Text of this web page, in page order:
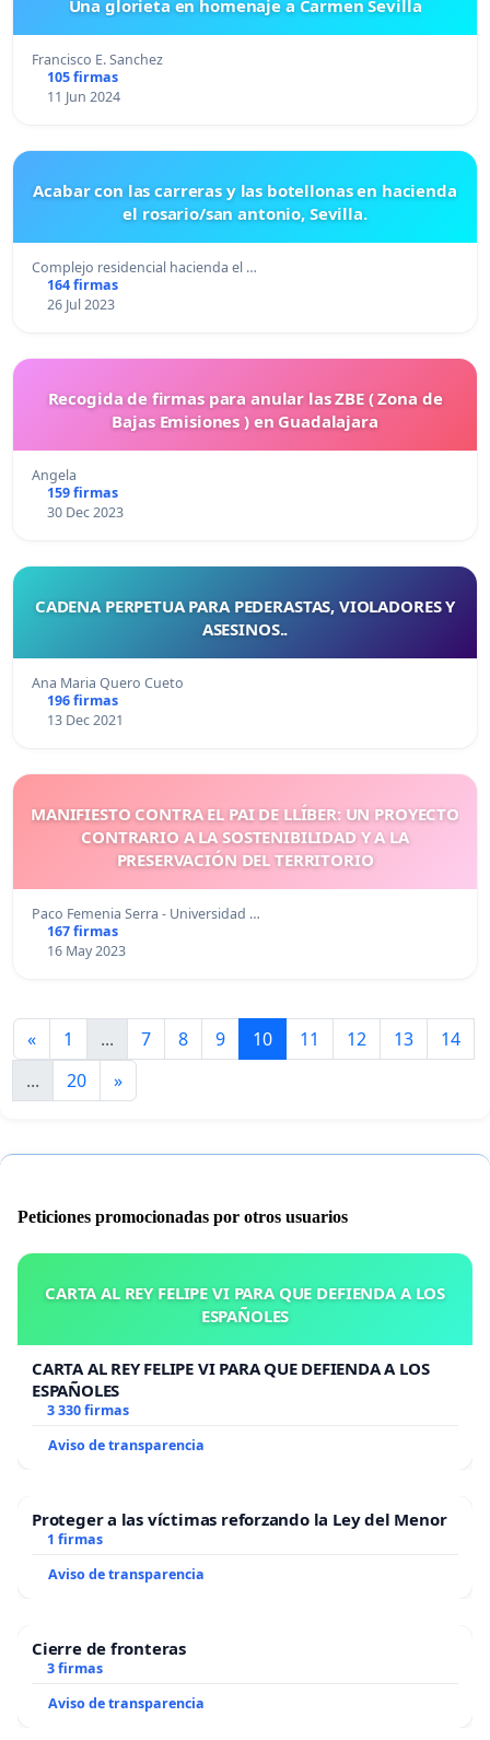
Una glorieta en homenaje a Carmen Sevilla
Francisco E. Sanchez
105 firmas
11 Jun 2024
Acabar con las carreras y las botellonas en hacienda
el rosario/san antonio, Sevilla.
Complejo residencial hacienda el …
164 firmas
26 Jul 2023
Recogida de firmas para anular las ZBE ( Zona de
Bajas Emisiones ) en Guadalajara
Angela
159 firmas
30 Dec 2023
CADENA PERPETUA PARA PEDERASTAS, VIOLADORES Y
ASESINOS..
Ana Maria Quero Cueto
196 firmas
13 Dec 2021
MANIFIESTO CONTRA EL PAI DE LLÍBER: UN PROYECTO
CONTRARIO A LA SOSTENIBILIDAD Y A LA
PRESERVACIÓN DEL TERRITORIO
Paco Femenia Serra - Universidad …
167 firmas
16 May 2023
« 1 ... 7 8 9 10 11 12 13
14
...
20 »
Peticiones promocionadas por otros usuarios
CARTA AL REY FELIPE VI PARA QUE DEFIENDA A LOS
ESPAÑOLES
CARTA AL REY FELIPE VI PARA QUE DEFIENDA A LOS
ESPAÑOLES
3 330 firmas
Aviso de transparencia
Proteger a las víctimas reforzando la Ley del Menor
1 firmas
Aviso de transparencia
Cierre de fronteras
3 firmas
Aviso de transparencia